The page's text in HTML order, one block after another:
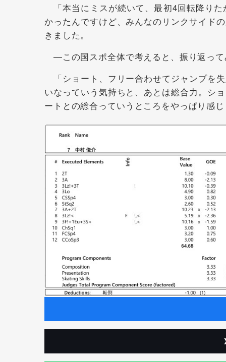
「本当にミスが続いて、最初4回転降り
かったんですけど、みんなのリンクサイド
きました。
—この国スポ全体で考えると、振り返っ
「ショート、フリー合わせてジャンプを
いなっていう気持ちと、あとは総合力。シ
ートとの総合っていうところをやっぱり感